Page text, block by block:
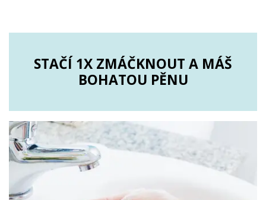
STAČÍ 1X ZMÁČKNOUT A MÁŠ
BOHATOU PĚNU